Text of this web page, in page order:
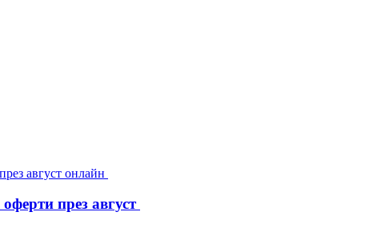
през август